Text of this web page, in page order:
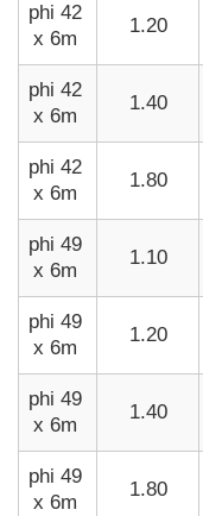
phi 42
x 6m
1.20
phi 42
x 6m
1.40
phi 42
x 6m
1.80
phi 49
x 6m
1.10
phi 49
x 6m
1.20
phi 49
x 6m
1.40
phi 49
x 6m
1.80